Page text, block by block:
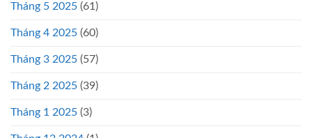
Tháng 5 2025 (61)
Tháng 4 2025 (60)
Tháng 3 2025 (57)
Tháng 2 2025 (39)
Tháng 1 2025 (3)